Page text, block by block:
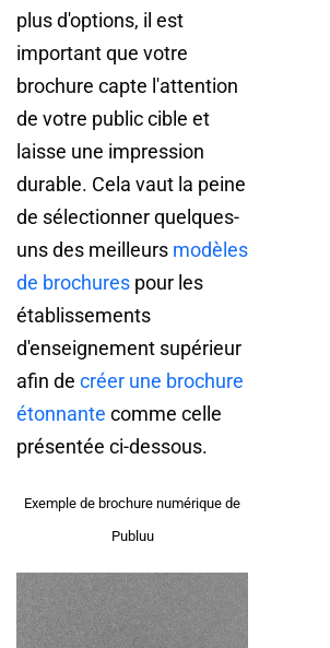
plus d'options, il est
important que votre
brochure capte l'attention
de votre public cible et
laisse une impression
durable. Cela vaut la peine
de sélectionner quelques-
uns des meilleurs modèles
de brochures pour les
établissements
d'enseignement supérieur
afin de créer une brochure
étonnante comme celle
présentée ci-dessous.
Exemple de brochure numérique de
Publuu